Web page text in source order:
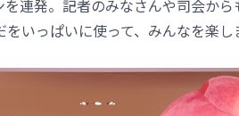
連発。記者のみなさんや司会か
いっぱいに使って、みんなを楽し